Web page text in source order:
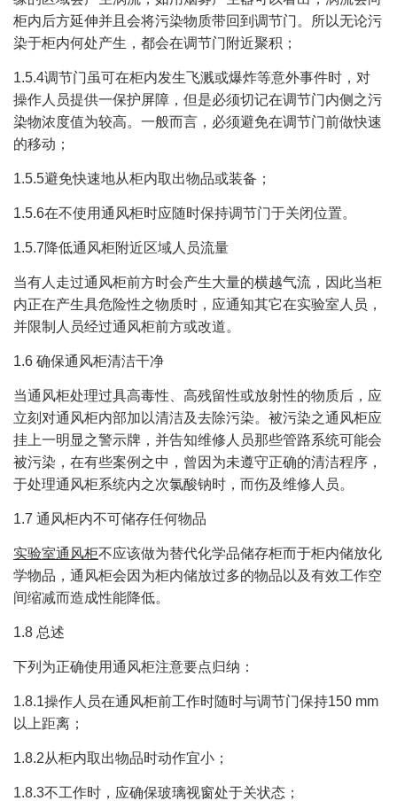
柜内后方延伸并且会将污染物质带回到调节门。所以无论污
染于柜内何处产生，都会在调节门附近聚积；
1.5.4调节门虽可在柜内发生飞溅或爆炸等意外事件时，对
操作人员提供一保护屏障，但是必须切记在调节门内侧之污
染物浓度值为较高。一般而言，必须避免在调节门前做快速
的移动；
1.5.5避免快速地从柜内取出物品或装备；
1.5.6在不使用通风柜时应随时保持调节门于关闭位置。
1.5.7降低通风柜附近区域人员流量
当有人走过通风柜前方时会产生大量的横越气流，因此当柜
内正在产生具危险性之物质时，应通知其它在实验室人员，
并限制人员经过通风柜前方或改道。
1.6 确保通风柜清洁干净
当通风柜处理过具高毒性、高残留性或放射性的物质后，应
立刻对通风柜内部加以清洁及去除污染。被污染之通风柜应
挂上一明显之警示牌，并告知维修人员那些管路系统可能会
被污染，在有些案例之中，曾因为未遵守正确的清洁程序，
于处理通风柜系统内之次氯酸钠时，而伤及维修人员。
1.7 通风柜内不可储存任何物品
实验室通风柜不应该做为替代化学品储存柜而于柜内储放化
学物品，通风柜会因为柜内储放过多的物品以及有效工作空
间缩减而造成性能降低。
1.8 总述
下列为正确使用通风柜注意要点归纳：
1.8.1操作人员在通风柜前工作时随时与调节门保持150 mm
以上距离；
1.8.2从柜内取出物品时动作宜小；
1.8.3不工作时，应确保玻璃视窗处于关状态；